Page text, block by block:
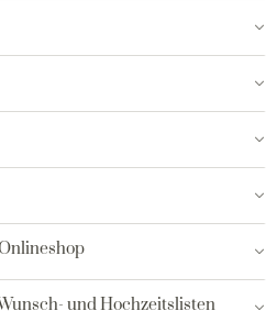
und Hochzeitslisten